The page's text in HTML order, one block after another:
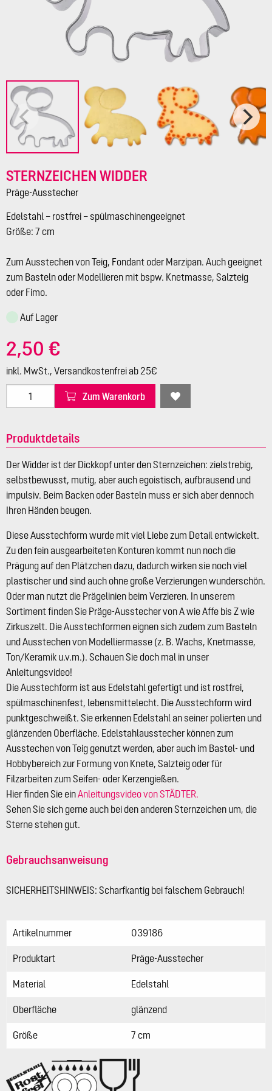
STERNZEICHEN WIDDER
Präge-Ausstecher
Edelstahl – rostfrei – spülmaschinengeeignet
Größe: 7 cm
Zum Ausstechen von Teig, Fondant oder Marzipan. Auch geeignet
zum Basteln oder Modellieren mit bspw. Knetmasse, Salzteig
oder Fimo.
Auf Lager
2,50 €
inkl. MwSt., Versandkostenfrei ab 25€
Zum Warenkorb
Produktdetails
Der Widder ist der Dickkopf unter den Sternzeichen: zielstrebig,
selbstbewusst, mutig, aber auch egoistisch, aufbrausend und
impulsiv. Beim Backen oder Basteln muss er sich aber dennoch
Ihren Händen beugen.
Diese Ausstechform wurde mit viel Liebe zum Detail entwickelt.
Zu den fein ausgearbeiteten Konturen kommt nun noch die
Prägung auf den Plätzchen dazu, dadurch wirken sie noch viel
plastischer und sind auch ohne große Verzierungen wunderschön.
Oder man nutzt die Prägelinien beim Verzieren. In unserem
Sortiment finden Sie Präge-Ausstecher von A wie Affe bis Z wie
Zirkuszelt. Die Ausstechformen eignen sich zudem zum Basteln
und Ausstechen von Modelliermasse (z. B. Wachs, Knetmasse,
Ton/Keramik u.v.m.). Schauen Sie doch mal in unser
Anleitungsvideo!
Die Ausstechform ist aus Edelstahl gefertigt und ist rostfrei,
spülmaschinenfest, lebensmittelecht. Die Ausstechform wird
punktgeschweißt. Sie erkennen Edelstahl an seiner polierten und
glänzenden Oberfläche. Edelstahlausstecher können zum
Ausstechen von Teig genutzt werden, aber auch im Bastel- und
Hobbybereich zur Formung von Knete, Salzteig oder für
Filzarbeiten zum Seifen- oder Kerzengießen.
Hier finden Sie einAnleitungsvideo von STÄDTER.
Sehen Sie sich gerne auch bei den anderen Sternzeichen um, die
Sterne stehen gut.
Gebrauchsanweisung
SICHERHEITSHINWEIS: Scharfkantig bei falschem Gebrauch!
Artikelnummer 039186
Produktart Präge-Ausstecher
Material Edelstahl
Oberfläche glänzend
Größe 7 cm